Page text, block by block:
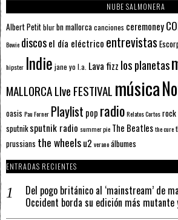
NUBE SALMONERA
Albert Petitblurbn mallorcacanciones ceremoney
Bowie discosel día eléctrico entrevistas
hipster Indie jane yo l.a. Lava fizz los planetas
MALLORCA LIve FESTIVAL música
oasis Pau Forner Playlist pop radioRelatos Cortosrock
sputnik sputnik radio summer pie The Beatlesthe cure
prussians the wheelsu2 veranoálbumes
ENTRADAS RECIENTES
Del pogo británico al ‘mainstream’ de
Occident borda su edición más mutante